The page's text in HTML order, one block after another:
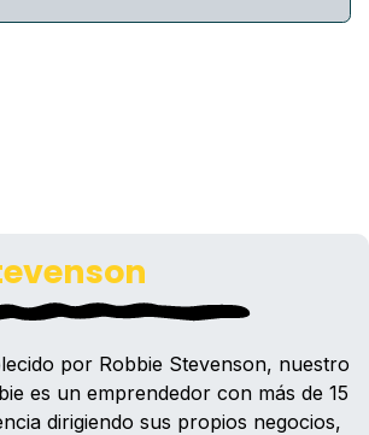
por Robbie Stevenson, nuestro
es un emprendedor con más de 15
dirigiendo sus propios negocios,